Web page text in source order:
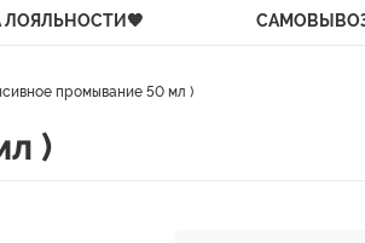
ЛОЯЛЬНОСТИ🧡
промывание 50 мл )
)